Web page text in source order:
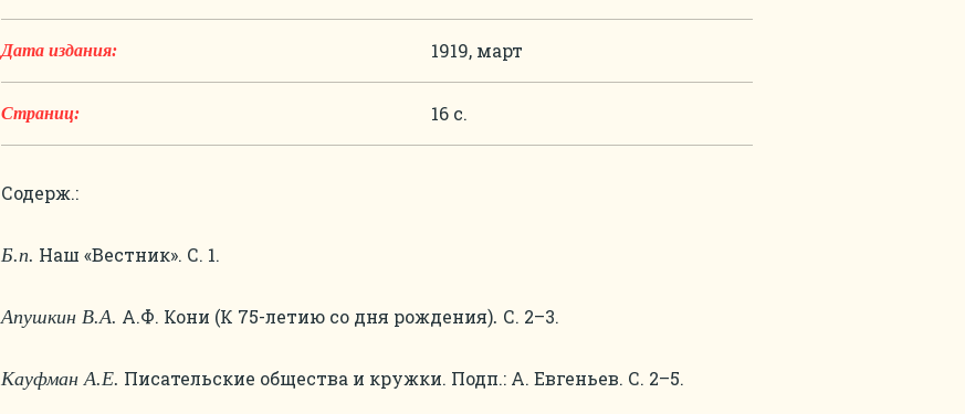
Дата издания: 1919, март
Страниц: 16 с.
Содерж.:
Б.п. Наш «Вестник». С. 1.
Апушкин В.А. А.Ф. Кони (К 75-летию со дня рождения). С. 2–3.
Кауфман А.Е. Писательские общества и кружки. Подп.: А. Евгеньев. С. 2–5.